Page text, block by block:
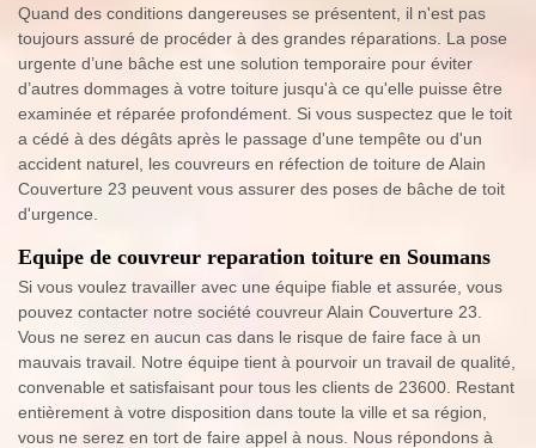
Quand des conditions dangereuses se présentent, il n'est pas
toujours assuré de procéder à des grandes réparations. La pose
urgente d’une bâche est une solution temporaire pour éviter
d’autres dommages à votre toiture jusqu'à ce qu'elle puisse être
examinée et réparée profondément. Si vous suspectez que le toit
a cédé à des dégâts après le passage d'une tempête ou d'un
accident naturel, les couvreurs en réfection de toiture de Alain
Couverture 23 peuvent vous assurer des poses de bâche de toit
d'urgence.
Equipe de couvreur reparation toiture en Soumans
Si vous voulez travailler avec une équipe fiable et assurée, vous
pouvez contacter notre société couvreur Alain Couverture 23.
Vous ne serez en aucun cas dans le risque de faire face à un
mauvais travail. Notre équipe tient à pourvoir un travail de qualité,
convenable et satisfaisant pour tous les clients de 23600. Restant
entièrement à votre disposition dans toute la ville et sa région,
vous ne serez en tort de faire appel à nous. Nous répondons à